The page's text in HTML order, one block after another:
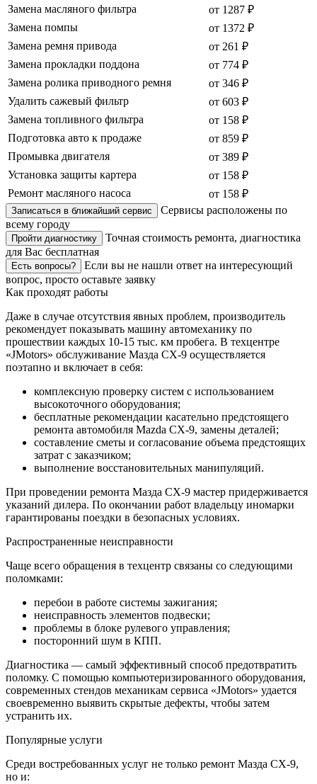
Замена масляного фильтра
от 1287 ₽
Замена помпы
от 1372 ₽
Замена ремня привода
от 261 ₽
Замена прокладки поддона
от 774 ₽
Замена ролика приводного ремня
от 346 ₽
Удалить сажевый фильтр
от 603 ₽
Замена топливного фильтра
от 158 ₽
Подготовка авто к продаже
от 859 ₽
Промывка двигателя
от 389 ₽
Установка защиты картера
от 158 ₽
Ремонт масляного насоса
от 158 ₽
Записаться в ближайший сервис
Сервисы расположены по
всему городу
Пройти диагностику
Точная стоимость ремонта, диагностика
для Вас бесплатная
Есть вопросы?
Если вы не нашли ответ на интересующий
вопрос, просто оставьте заявку
Как проходят работы
Даже в случае отсутствия явных проблем, производитель
рекомендует показывать машину автомеханику по
прошествии каждых 10-15 тыс. км пробега. В техцентре
«JMotors» обслуживание Мазда СХ-9 осуществляется
поэтапно и включает в себя:
комплексную проверку систем с использованием
высокоточного оборудования;
бесплатные рекомендации касательно предстоящего
ремонта автомобиля Mazda CX-9, замены деталей;
составление сметы и согласование объема предстоящих
затрат с заказчиком;
выполнение восстановительных манипуляций.
При проведении ремонта Мазда СХ-9 мастер придерживается
указаний дилера. По окончании работ владельцу иномарки
гарантированы поездки в безопасных условиях.
Распространенные неисправности
Чаще всего обращения в техцентр связаны со следующими
поломками:
перебои в работе системы зажигания;
неисправность элементов подвески;
проблемы в блоке рулевого управления;
посторонний шум в КПП.
Диагностика — самый эффективный способ предотвратить
поломку. С помощью компьютеризированного оборудования,
современных стендов механикам сервиса «JMotors» удается
своевременно выявить скрытые дефекты, чтобы затем
устранить их.
Популярные услуги
Среди востребованных услуг не только ремонт Мазда СХ-9,
но и: